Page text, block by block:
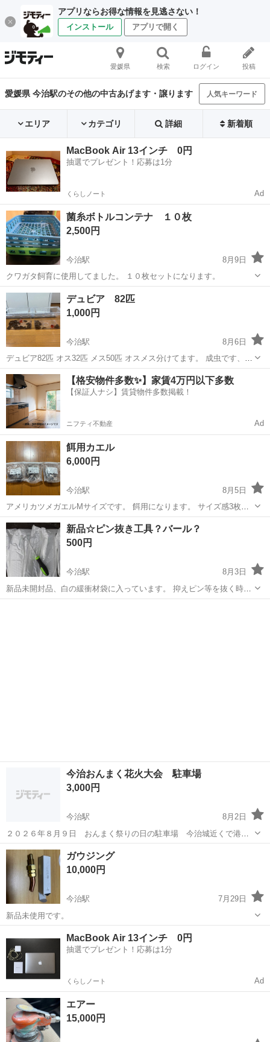
アプリならお得な情報を見逃さない！
インストール アプリで開く
愛媛県 検索 ログイン 投稿
愛媛県 今治駅のその他の中古あげます・譲ります 人気キーワード
エリア カテゴリ 詳細 新着順
MacBook Air 13インチ 0円
抽選でプレゼント！応募は1分
くらしノート Ad
菌糸ボトルコンテナ １０枚
2,500円
今治駅
8月9日
クワガタ飼育に使用してました。 １０枚セットになります。
愛媛 今治市 今治駅 その他
デュビア 82匹
1,000円
今治駅
8月6日
デュビア82匹 オス32匹 メス50匹 オスメス分けてます。 成虫です、5
センチくらい。 ラビットフード敷き詰めてゼリーあげてたら勝手に増
えます。ペットの餌にどうぞ。 入れ物は持参して頂くようお願いしま
す🤲
愛媛 今治市 今治駅 その他
【格安物件多数✨】家賃4万円以下多数
【保証人ナシ】賃貸物件多数掲載！
ニフティ不動産 Ad
餌用カエル
6,000円
今治駅
8月5日
アメリカツメガエルMサイズです。 餌用になります。 サイズ感3枚目
参考。 うちのは食べなかった為出品です。ペットにどうですか？ 1袋
定価3300円です。 3袋で9900円にて購入しました。 1袋半分くらい減
ってます。 1袋5...
愛媛 今治市 今治駅 その他
新品☆ピン抜き工具？バール？
500円
今治駅
8月3日
新品未開封品、白の緩衝材袋に入っています。 抑えピン等を抜く時に
使える工具です。 尖った先端が折れているので、削ったり抜いたり出
今治おんまく花火大会 駐車場
3,000円
今治駅
8月2日
２０２６年８月９日 おんまく祭りの日の駐車場 今治城近くで港周
辺まで徒歩１０分程度の距離です。 ファミリーマート今治城前店 周辺
です。 今年のおんまく祭りは無料駐車場がなく高額なのに予約駐車場
もすでに満車です。 とめれる...
愛媛 今治市 今治駅
ガウジング
10,000円
今治駅
7月29日
新品未使用です。
MacBook Air 13インチ 0円
抽選でプレゼント！応募は1分
くらしノート Ad
エアー
15,000円